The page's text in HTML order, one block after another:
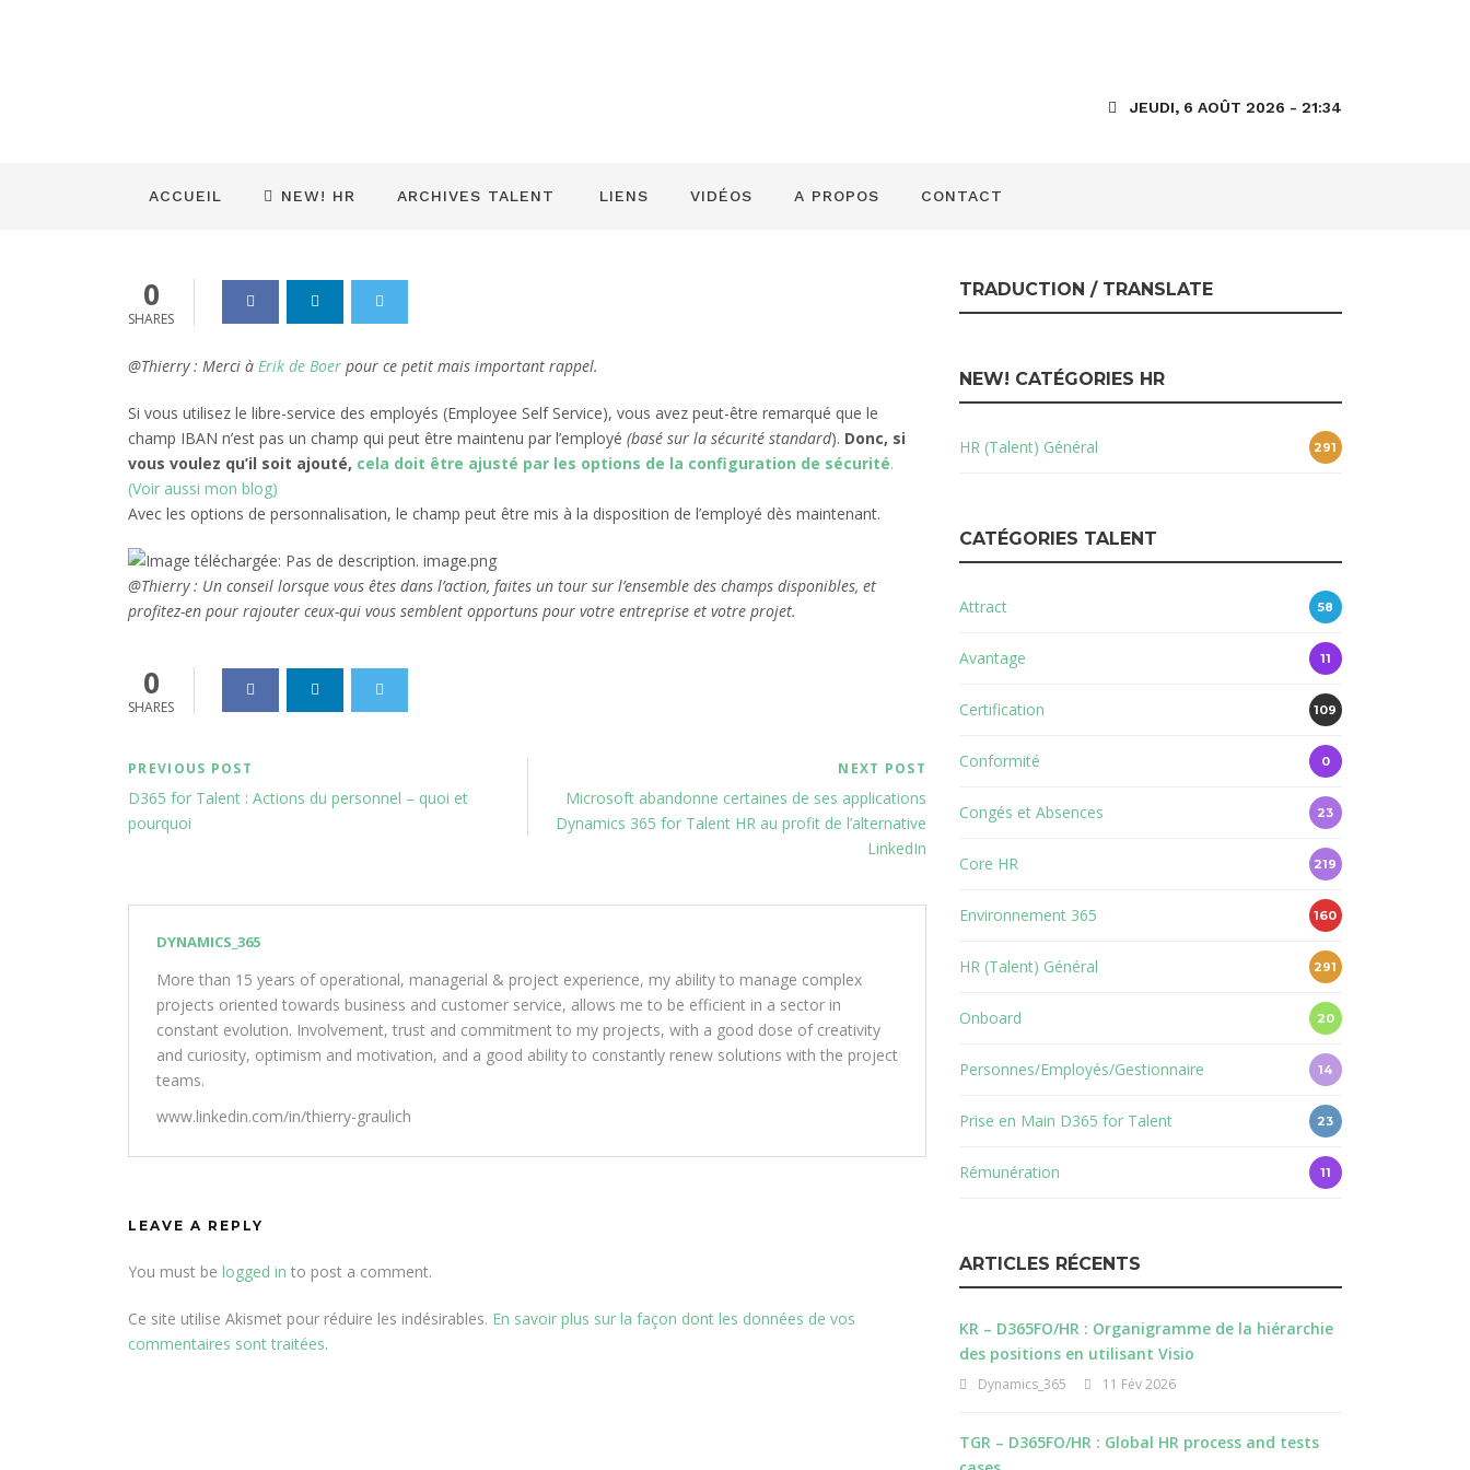
JEUDI, 6 AOÛT 2026 - 21:34
ACCUEIL NEW! HR ARCHIVES TALENT LIENS VIDÉOS A PROPOS CONTACT
0
SHARES
@Thierry : Merci à Erik de Boer pour ce petit mais important rappel.
Si vous utilisez le libre-service des employés (Employee Self Service), vous avez peut-être remarqué que le
champ IBAN n’est pas un champ qui peut être maintenu par l’employé (basé sur la sécurité standard). Donc, si
vous voulez qu’il soit ajouté, cela doit être ajusté par les options de la configuration de sécurité.
(Voir aussi mon blog)
Avec les options de personnalisation, le champ peut être mis à la disposition de l’employé dès maintenant.
@Thierry : Un conseil lorsque vous êtes dans l’action, faites un tour sur l’ensemble des champs disponibles, et
profitez-en pour rajouter ceux-qui vous semblent opportuns pour votre entreprise et votre projet.
0
SHARES
PREVIOUS POST
D365 for Talent : Actions du personnel – quoi et
pourquoi
NEXT POST
Microsoft abandonne certaines de ses applications
Dynamics 365 for Talent HR au profit de l’alternative
LinkedIn
DYNAMICS_365
More than 15 years of operational, managerial & project experience, my ability to manage complex
projects oriented towards business and customer service, allows me to be efficient in a sector in
constant evolution. Involvement, trust and commitment to my projects, with a good dose of creativity
and curiosity, optimism and motivation, and a good ability to constantly renew solutions with the project
teams.
www.linkedin.com/in/thierry-graulich
LEAVE A REPLY
You must be logged in to post a comment.
Ce site utilise Akismet pour réduire les indésirables. En savoir plus sur la façon dont les données de vos
commentaires sont traitées.
TRADUCTION / TRANSLATE
NEW! CATÉGORIES HR
HR (Talent) Général 291
CATÉGORIES TALENT
Attract 58
Avantage 11
Certification 109
Conformité 0
Congés et Absences 23
Core HR 219
Environnement 365 160
HR (Talent) Général 291
Onboard 20
Personnes/Employés/Gestionnaire 14
Prise en Main D365 for Talent 23
Rémunération 11
ARTICLES RÉCENTS
KR – D365FO/HR : Organigramme de la hiérarchie
des positions en utilisant Visio
Dynamics_365 11 Fév 2026
TGR – D365FO/HR : Global HR process and tests